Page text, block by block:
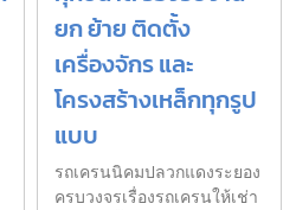
ยก ย้าย ติดตั้ง
เครื่องจักร และ
โครงสร้างเหล็กทุกรูป
แบบ
รถเครนนิคมปลวกแดงระยอง
ครบวงจรเรื่องรถเครนให้เช่า